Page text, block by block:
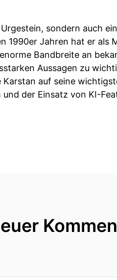
sondern auch
1990er Jahren hat er als
Bandbreite an
Aussagen zu
auf seine
der Einsatz von KI-